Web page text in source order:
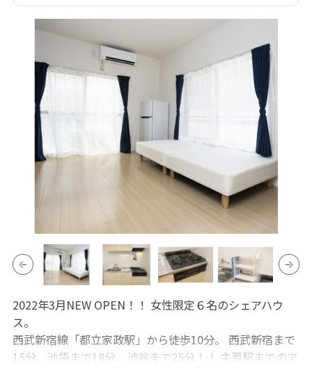
2022年3月NEW OPEN！！ 女性限定６名のシェアハウ
ス。
西武新宿線「都立家政駅」から徒歩10分。 西武新宿まで
15分、池袋まで18分、渋谷まで25分！！ 主要駅までのア